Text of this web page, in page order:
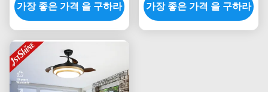
풍기
가장 좋은 가격 을 구하라
이 조절을 아프게 합니다
가장 좋은 가격 을 구하라